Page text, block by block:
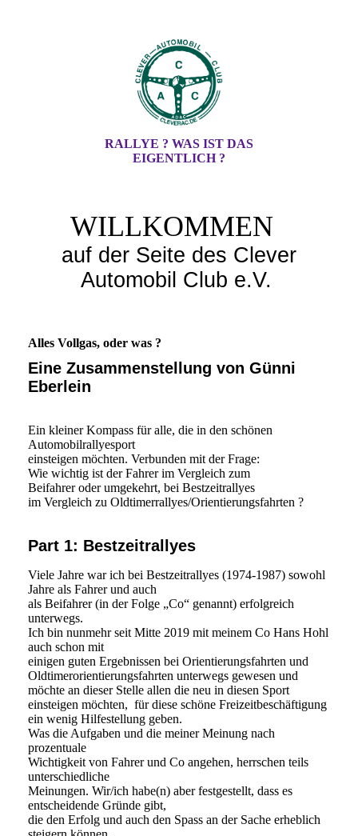
RALLYE ? WAS IST DAS
EIGENTLICH ?
WILLKOMMEN
auf der Seite des Clever
Automobil Club e.V.
Alles Vollgas, oder was ?
Eine Zusammenstellung von Günni
Eberlein
Ein kleiner Kompass für alle, die in den schönen
Automobilrallyesport
einsteigen möchten. Verbunden mit der Frage:
Wie wichtig ist der Fahrer im Vergleich zum
Beifahrer oder umgekehrt, bei Bestzeitrallyes
im Vergleich zu Oldtimerrallyes/Orientierungsfahrten ?
Part 1: Bestzeitrallyes
Viele Jahre war ich bei Bestzeitrallyes (1974-1987) sowohl
Jahre als Fahrer und auch
als Beifahrer (in der Folge „Co“ genannt) erfolgreich
unterwegs.
Ich bin nunmehr seit Mitte 2019 mit meinem Co Hans Hohl
auch schon mit
einigen guten Ergebnissen bei Orientierungsfahrten und
Oldtimerorientierungsfahrten unterwegs gewesen und
möchte an dieser Stelle allen die neu in diesen Sport
einsteigen möchten, für diese schöne Freizeitbeschäftigung
ein wenig Hilfestellung geben.
Was die Aufgaben und die meiner Meinung nach
prozentuale
Wichtigkeit von Fahrer und Co angehen, herrschen teils
unterschiedliche
Meinungen. Wir/ich habe(n) aber festgestellt, dass es
entscheidende Gründe gibt,
die den Erfolg und auch den Spass an der Sache erheblich